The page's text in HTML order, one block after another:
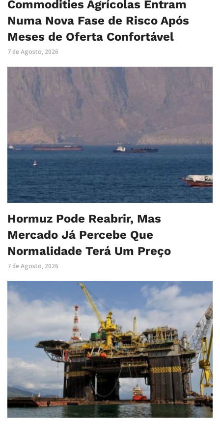
Commodities Agrícolas Entram
Numa Nova Fase de Risco Após
Meses de Oferta Confortável
7 de Agosto, 2026
Hormuz Pode Reabrir, Mas
Mercado Já Percebe Que
Normalidade Terá Um Preço
7 de Agosto, 2026